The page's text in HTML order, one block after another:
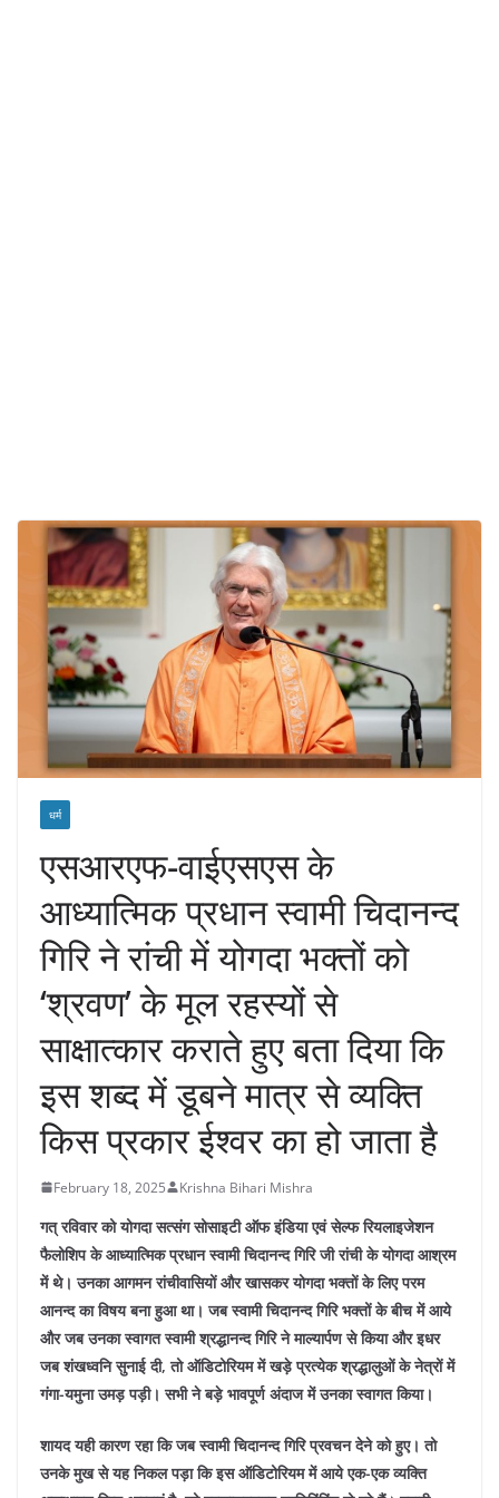
धर्म
एसआरएफ-वाईएसएस के
आध्यात्मिक प्रधान स्वामी चिदानन्द
गिरि ने रांची में योगदा भक्तों को
‘श्रवण’ के मूल रहस्यों से
साक्षात्कार कराते हुए बता दिया कि
इस शब्द में डूबने मात्र से व्यक्ति
किस प्रकार ईश्वर का हो जाता है
February 18, 2025 Krishna Bihari Mishra
गत् रविवार को योगदा सत्संग सोसाइटी ऑफ इंडिया एवं सेल्फ रियलाइजेशन
फैलोशिप के आध्यात्मिक प्रधान स्वामी चिदानन्द गिरि जी रांची के योगदा आश्रम
में थे। उनका आगमन रांचीवासियों और खासकर योगदा भक्तों के लिए परम
आनन्द का विषय बना हुआ था। जब स्वामी चिदानन्द गिरि भक्तों के बीच में आये
और जब उनका स्वागत स्वामी श्रद्धानन्द गिरि ने माल्यार्पण से किया और इधर
जब शंखध्वनि सुनाई दी, तो ऑडिटोरियम में खड़े प्रत्येक श्रद्धालुओं के नेत्रों में
गंगा-यमुना उमड़ पड़ी। सभी ने बड़े भावपूर्ण अंदाज में उनका स्वागत किया।
शायद यही कारण रहा कि जब स्वामी चिदानन्द गिरि प्रवचन देने को हुए। तो
उनके मुख से यह निकल पड़ा कि इस ऑडिटोरियम में आये एक-एक व्यक्ति